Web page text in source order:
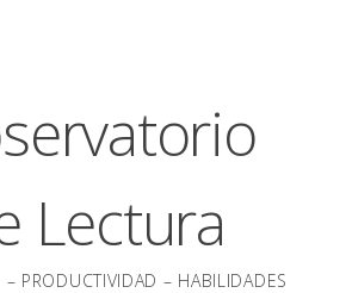
Lectura
PRODUCTIVIDAD – HABILIDADES